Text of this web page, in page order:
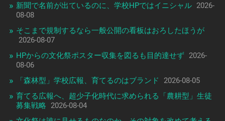
新聞で名前が出ているのに、学校HPではイニシャル 2026-
08-08
そこまで規制するなら一般公開の看板はおろしたほうが
2026-08-07
HPからの文化祭ポスター収集を図るも目的達せず 2026-
08-06
「森林型」学校広報、育てるのはブランド
2026-08-05
育てる広報へ、超少子化時代に求められる「農耕型」生徒
募集戦略
2026-08-04